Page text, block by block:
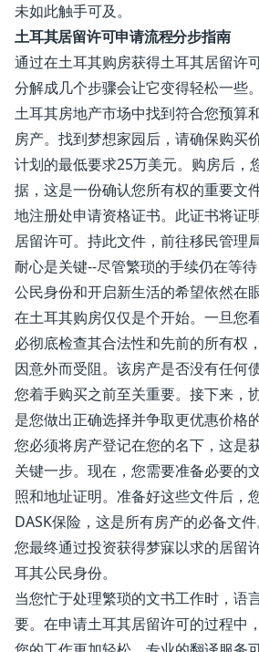
未如此触手可及。
土耳其居留许可申请流程分步指南
通过在土耳其购房获得土耳其居留许
分解成几个步骤会让它变得轻松一些
土耳其房地产市场中找到符合您预算
房产。找到梦想家园后，请确保购买
计划的最低要求25万美元。购房后，
据，这是一份确认您所有权的重要文
地注册处申请资格证书。此证书将证
居留许可。持此文件，前往移民管理
耐心是关键--尽管繁琐的手续仍在等
公民身份和开启新生活的希望依然在眼
在土耳其购房仅仅是个开始。一旦您
必彻底检查其合法性和先前的所有权
因意外而受阻。该房产是否没有任何
您着手购买之前至关重要。接下来，
是您做出正确选择并争取更优惠价格
您必须将房产登记在您的名下，这是
关键一步。现在，您需要准备必要的
照和地址证明。准备好这些文件后，
DASK保险，这是所有房产的必备文
您最终通过投资获得梦寐以求的居留
耳其公民身份。
当您忙于处理繁琐的文书工作时，语
要。在申请土耳其居留许可的过程中